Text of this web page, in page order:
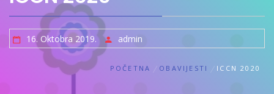
16. Oktobra 2019. admin
POČETNA OBAVIJESTI ICCN 2020